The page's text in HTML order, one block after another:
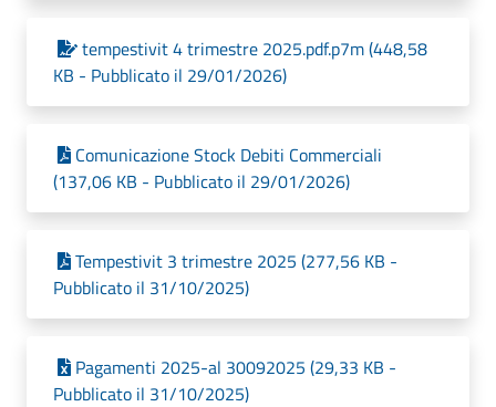
tempestivit 4 trimestre 2025.pdf.p7m (448,58
KB - Pubblicato il 29/01/2026)
Comunicazione Stock Debiti Commerciali
(137,06 KB - Pubblicato il 29/01/2026)
Tempestivit 3 trimestre 2025 (277,56 KB -
Pubblicato il 31/10/2025)
Pagamenti 2025-al 30092025 (29,33 KB -
Pubblicato il 31/10/2025)